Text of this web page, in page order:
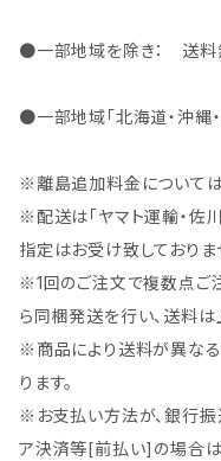
●一部地域を除き： 送料
●一部地域「北海道・沖縄
※離島追加料金については
※配送は「ヤマト運輸・佐
指定はお受け致しておりま
※1回のご注文で複数点ご
ら同梱発送を行い、送料は
※商品により送料が異な
ります。
※お支払い方法が、銀行振
ア決済等[前払い]の場合は